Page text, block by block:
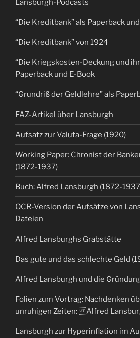
“Die Kreditbank” als Paperback
“Die Kreditbank” von 1924
“Die Kriegskosten-Deckung und
Paperback und E-Book
“Grundriß der Geldlehre” als
FAZ-Artikel über Lansburgh
Aufsatz zur Valuta-Frage (1920)
Working Paper: Chronist der
(1872-1937)
Buch: Alfred Lansburgh (1872-
OCR-Version der Aufsätze von
Dateien
Alfred Lansburghs Grabstätte
Das gute und das schlechte Geld
Alfred Lansburgh und die
Folien zum Vortrag: Nachdenken
unruhigen Zeiten: Alfred
Lansburgh zur Hyperinflation im